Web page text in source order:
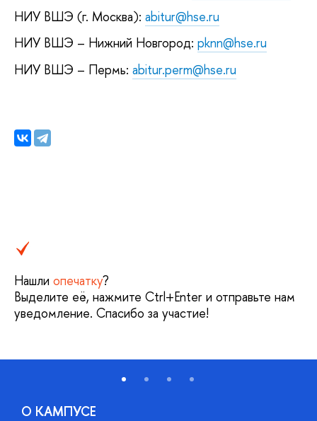
НИУ ВШЭ (г. Москва): abitur@hse.ru
НИУ ВШЭ – Нижний Новгород: pknn@hse.ru
НИУ ВШЭ – Пермь: abitur.perm@hse.ru
Нашли опечатку?
Выделите её, нажмите Ctrl+Enter и отправьте нам
уведомление. Спасибо за участие!
О КАМПУСЕ